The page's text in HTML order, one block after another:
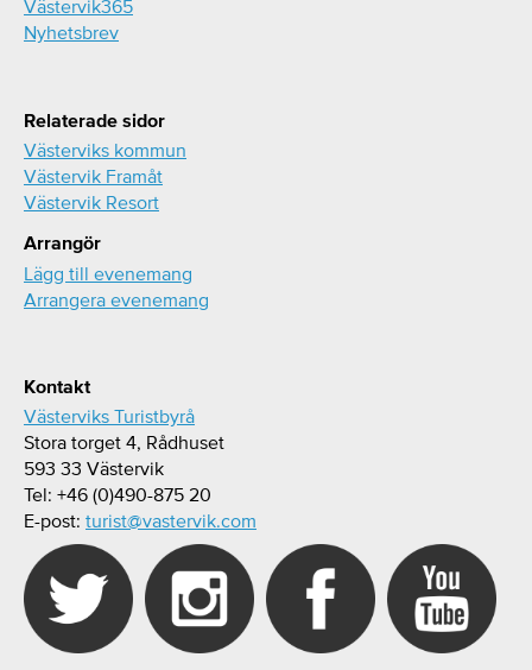
Västervik365
Nyhetsbrev
Relaterade sidor
Västerviks kommun
Västervik Framåt
Västervik Resort
Arrangör
Lägg till evenemang
Arrangera evenemang
Kontakt
Västerviks Turistbyrå
Stora torget 4, Rådhuset
593 33 Västervik
Tel: +46 (0)490-875 20
E-post: turist@vastervik.com